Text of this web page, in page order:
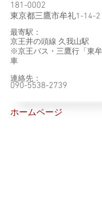
181-0002
東京都三鷹市牟礼1-14-2
最寄駅：
京王井の頭線 久我山駅
※京王バス・三鷹行「東
車
連絡先：
090-5538-2739
ホームページ